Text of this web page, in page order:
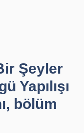
Şeyler
Yapılışı
bölüm